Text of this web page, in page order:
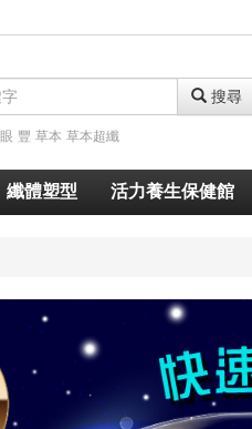
搜尋
眼 豐 草本 草本超纖
纖體塑型 活力養生保健館